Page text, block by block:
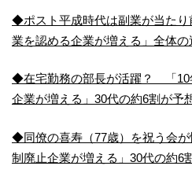
◆ポスト平成時代は副業が当た
業を認める企業が増える」全体の
◆在宅勤務の部長が活躍？ 「10
企業が増える」30代の約6割が予
◆同僚の喜寿（77歳）を祝う会
制廃止企業が増える」30代の約6